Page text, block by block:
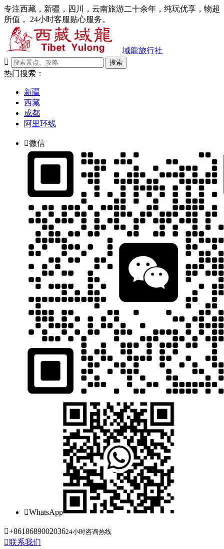
专注西藏，新疆，四川，云南旅游二十余年，纯玩优享，物超
所值， 24小时客服贴心服务。
域龍旅行社

搜索
热门搜索：
新疆
西藏
成都
阿里环线
微信
WhatsApp
+861868900203624小时咨询热线
联系我们